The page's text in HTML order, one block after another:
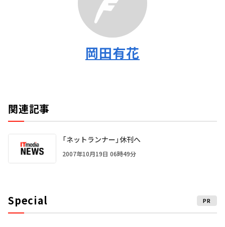
岡田有花
関連記事
「ネットランナー」休刊へ
2007年10月19日 06時49分
Special PR